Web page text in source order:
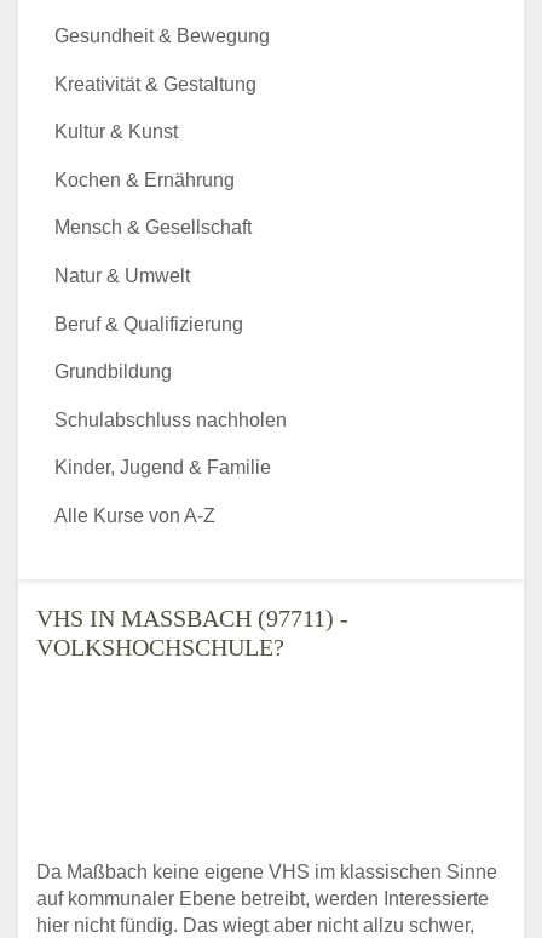
VHS IN MASSBACH (97711) - V
OLKSHOCHSCHULE?
Da Maßbach keine eigene VHS im klassischen Sinne
auf kommunaler Ebene betreibt, werden Interessierte
hier nicht fündig. Das wiegt aber nicht allzu schwer,
Gesundheit & Bewegung
Kreativität & Gestaltung
Kultur & Kunst
Kochen & Ernährung
Mensch & Gesellschaft
Natur & Umwelt
Beruf & Qualifizierung
Grundbildung
Schulabschluss nachholen
Kinder, Jugend & Familie
Alle Kurse von A-Z